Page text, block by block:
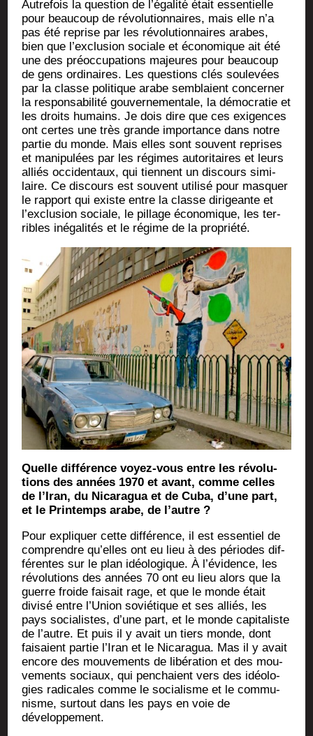
Autre­fois la ques­tion de l’égalité était essen­tielle
pour beau­coup de révo­lu­tion­naires, mais elle n’a
pas été reprise par les révo­lu­tion­naires arabes,
bien que l’exclusion sociale et éco­no­mique ait été
une des pré­oc­cu­pa­tions majeures pour beau­coup
de gens ordi­naires. Les ques­tions clés sou­le­vées
par la classe poli­tique arabe sem­blaient concer­ner
la res­pon­sa­bi­li­té gou­ver­ne­men­tale, la démo­cra­tie et
les droits humains. Je dois dire que ces exi­gences
ont certes une très grande impor­tance dans notre
par­tie du monde. Mais elles sont sou­vent reprises
et mani­pu­lées par les régimes auto­ri­taires et leurs
alliés occi­den­taux, qui tiennent un dis­cours simi­
laire. Ce dis­cours est sou­vent uti­li­sé pour mas­quer
le rap­port qui existe entre la classe diri­geante et
l’exclusion sociale, le pillage éco­no­mique, les ter­
ribles inéga­li­tés et le régime de la propriété.
Quelle dif­fé­rence voyez-vous entre les révo­lu­
tions des années 1970 et avant, comme celles
de l’Iran, du Nica­ra­gua et de Cuba, d’une part,
et le Prin­temps arabe, de l’autre ?
Pour expli­quer cette dif­fé­rence, il est essen­tiel de
com­prendre qu’elles ont eu lieu à des périodes dif­
fé­rentes sur le plan idéo­lo­gique. À l’évidence, les
révo­lu­tions des années 70 ont eu lieu alors que la
guerre froide fai­sait rage, et que le monde était
divi­sé entre l’Union sovié­tique et ses alliés, les
pays socia­listes, d’une part, et le monde capi­ta­liste
de l’autre. Et puis il y avait un tiers monde, dont
fai­saient par­tie l’Iran et le Nica­ra­gua. Mas il y avait
encore des mou­ve­ments de libé­ra­tion et des mou­
ve­ments sociaux, qui pen­chaient vers des idéo­lo­
gies radi­cales comme le socia­lisme et le com­mu­
nisme, sur­tout dans les pays en voie de
développement.